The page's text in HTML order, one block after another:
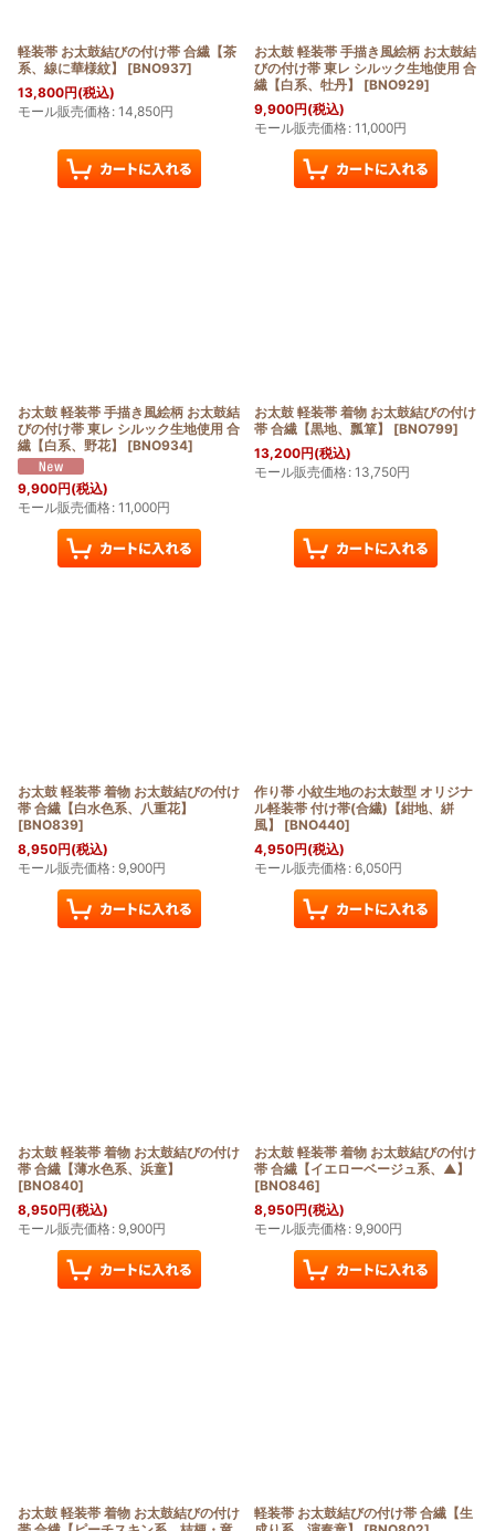
軽装帯 お太鼓結びの付け帯 合繊【茶
系、線に華様紋】
[BNO937]
13,800円(税込)
モール販売価格: 14,850円
お太鼓 軽装帯 手描き風絵柄 お太鼓結
びの付け帯 東レ シルック生地使用 合
繊【白系、牡丹】
[BNO929]
9,900円(税込)
モール販売価格: 11,000円
お太鼓 軽装帯 手描き風絵柄 お太鼓結
びの付け帯 東レ シルック生地使用 合
繊【白系、野花】
[BNO934]
9,900円(税込)
モール販売価格: 11,000円
お太鼓 軽装帯 着物 お太鼓結びの付け
帯 合繊【黒地、瓢箪】
[BNO799]
13,200円(税込)
モール販売価格: 13,750円
お太鼓 軽装帯 着物 お太鼓結びの付け
帯 合繊【白水色系、八重花】
[BNO839]
8,950円(税込)
モール販売価格: 9,900円
作り帯 小紋生地のお太鼓型 オリジナ
ル軽装帯 付け帯(合繊)【紺地、絣
風】
[BNO440]
4,950円(税込)
モール販売価格: 6,050円
お太鼓 軽装帯 着物 お太鼓結びの付け
帯 合繊【薄水色系、浜童】
[BNO840]
8,950円(税込)
モール販売価格: 9,900円
お太鼓 軽装帯 着物 お太鼓結びの付け
帯 合繊【イエローベージュ系、▲】
[BNO846]
8,950円(税込)
モール販売価格: 9,900円
お太鼓 軽装帯 着物 お太鼓結びの付け
軽装帯 お太鼓結びの付け帯 合繊【生